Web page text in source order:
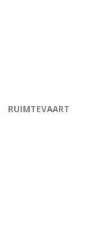
RUIMTEVAART